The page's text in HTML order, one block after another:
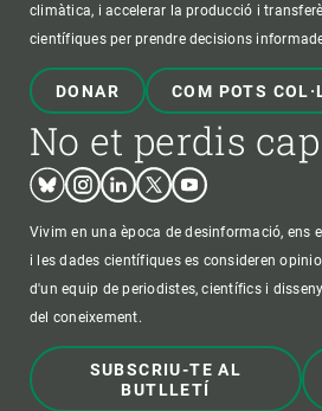
climàtica, i accelerar la producció i
científiques per prendre decisions
DONAR COM POTS
No et perdis
BlueskyInstagram
LinkedinTwitterYoutube
Vivim en una època de desinformació, ens
i les dades científiques es consideren
d'un equip de periodistes, científics i
del coneixement.
SUBSCRIU-TE AL
BUTLLETÍ